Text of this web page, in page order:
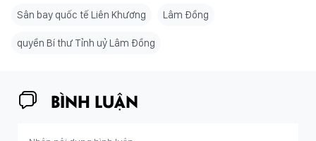
Sân bay quốc tế Liên Khương Lâm Đồng
quyền Bí thư Tỉnh uỷ Lâm Đồng
BÌNH LUẬN